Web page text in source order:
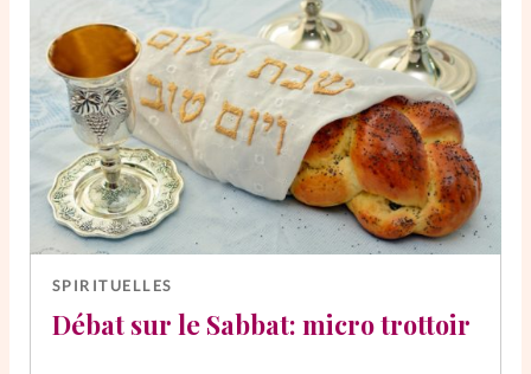
SPIRITUELLES
Débat sur le Sabbat: micro trottoir